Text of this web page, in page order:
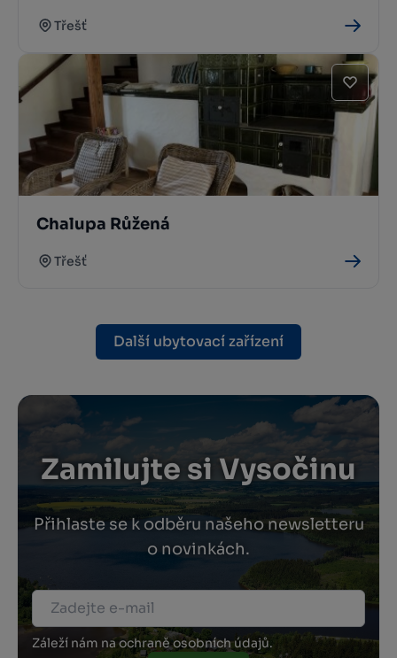
Třešť
Chalupa Růžená
Třešť
Další ubytovací zařízení
Zamilujte si Vysočinu
Přihlaste se k odběru našeho newsletteru
o novinkách.
Záleží nám na ochraně osobních údajů.